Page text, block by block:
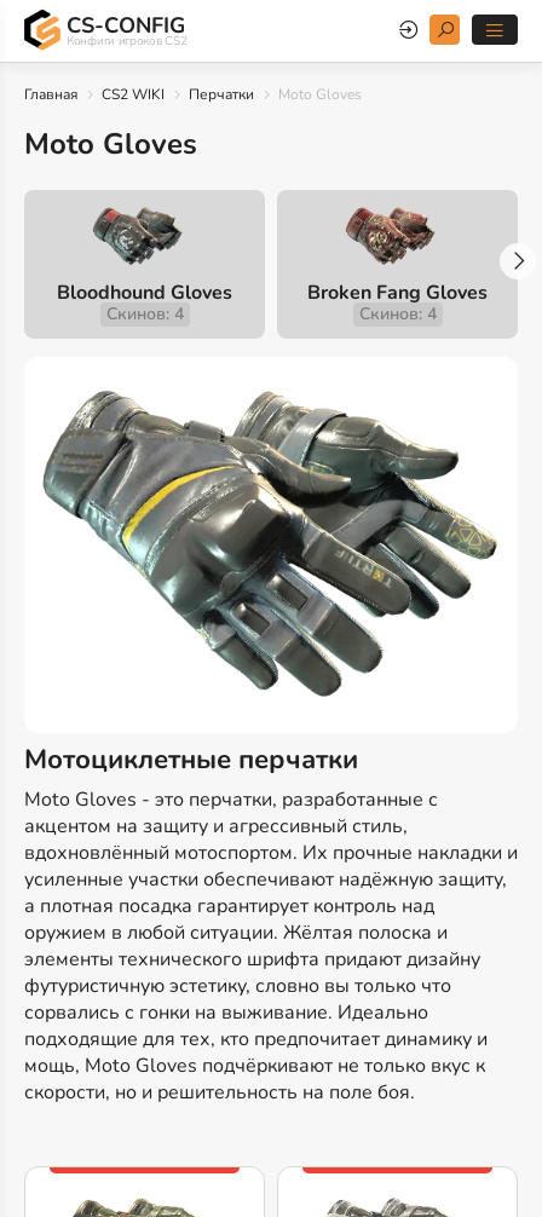
CS-CONFIG
Конфиги игроков CS2
Главная CS2 WIKI Перчатки Moto Gloves
Moto Gloves
Bloodhound Gloves
Скинов: 4
Broken Fang Gloves
Скинов: 4
Мотоциклетные перчатки
Moto Gloves - это перчатки, разработанные с
акцентом на защиту и агрессивный стиль,
вдохновлённый мотоспортом. Их прочные накладки и
усиленные участки обеспечивают надёжную защиту,
а плотная посадка гарантирует контроль над
оружием в любой ситуации. Жёлтая полоска и
элементы технического шрифта придают дизайну
футуристичную эстетику, словно вы только что
сорвались с гонки на выживание. Идеально
подходящие для тех, кто предпочитает динамику и
мощь, Moto Gloves подчёркивают не только вкус к
скорости, но и решительность на поле боя.